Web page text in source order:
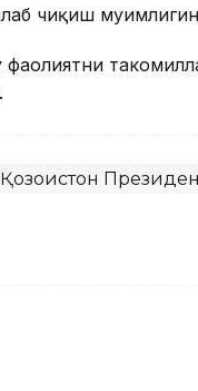
чиқиш
фаолиятни
Қозоғистон